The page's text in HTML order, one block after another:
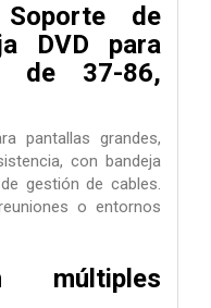
de
DVD para
de 37-86,
pantallas grandes,
con bandeja
gestión de cables.
o entornos
múltiples